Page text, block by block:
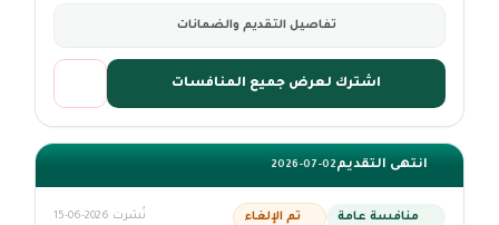
تفاصيل التقديم والضمانات
اشترك لعرض جميع المنافسات
انتهى التقديم2026-07-02
منافسة عامة تم الإلغاء نُشرت 2026-06-15